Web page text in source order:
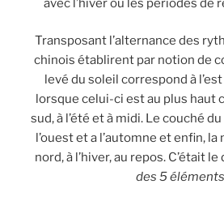
Transposant l’alternance des
chinois établirent par notion de
levé du soleil correspond à
lorsque celui-ci est au plus haut
sud, à l’été et à midi. Le couché
l’ouest et a l’automne et enfin,
nord, à l’hiver, au repos. C’était
des 5 éléments